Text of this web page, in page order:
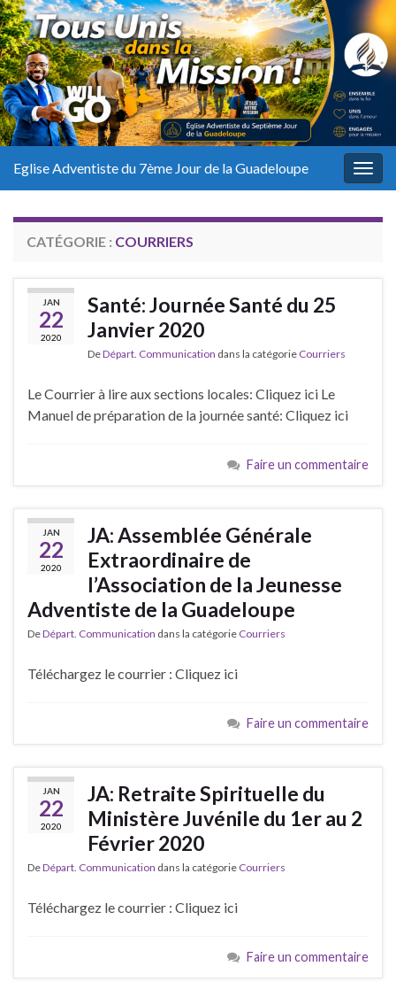
Eglise Adventiste du 7ème Jour de la Guadeloupe
CATÉGORIE : COURRIERS
JAN
22
2020
Santé: Journée Santé du 25
Janvier 2020
DeDépart. Communication dans la catégorie Courriers
Le Courrier à lire aux sections locales: Cliquez ici Le
Manuel de préparation de la journée santé: Cliquez ici
Faire un commentaire
JAN
22
2020
JA: Assemblée Générale
Extraordinaire de
l’Association de la Jeunesse
Adventiste de la Guadeloupe
DeDépart. Communication dans la catégorie Courriers
Téléchargez le courrier : Cliquez ici
Faire un commentaire
JAN
22
2020
JA: Retraite Spirituelle du
Ministère Juvénile du 1er au 2
Février 2020
DeDépart. Communication dans la catégorie Courriers
Téléchargez le courrier : Cliquez ici
Faire un commentaire